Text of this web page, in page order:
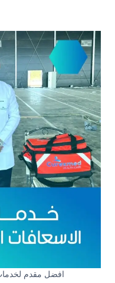
افضل مقدم